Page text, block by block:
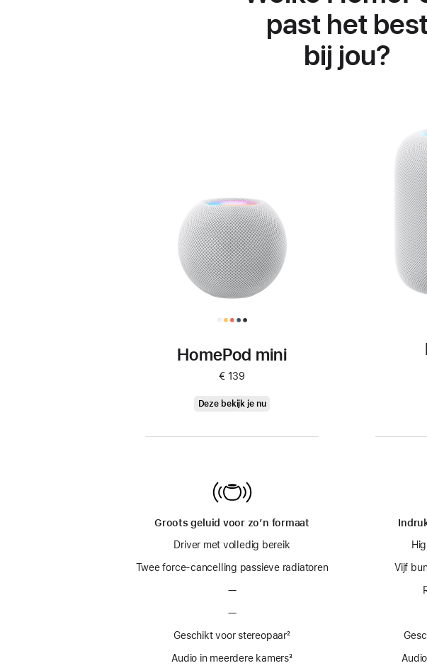
past het best
bij jou?
HomePod mini
€ 139
Deze bekijk je nuHomePod
Groots geluid voor zo’n formaat
Driver met volledig bereik
Twee force-cancelling passieve radiatoren
—
—
Geschikt voor stereopaarvoetnoot
²
Audio in meerdere kamersvoetnoot
³
Vijf